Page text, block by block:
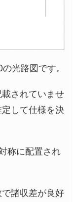
光路図です。
されていませ
して仕様を決
称に配置され
諸収差が良好